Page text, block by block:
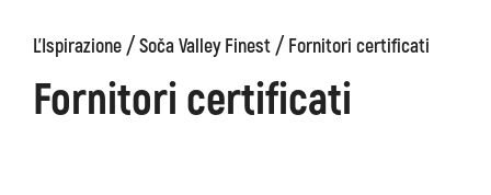
L'Ispirazione/Soča Valley Finest/Fornitori certificati
Fornitori certificati
Kanin
Sentieri
Museo